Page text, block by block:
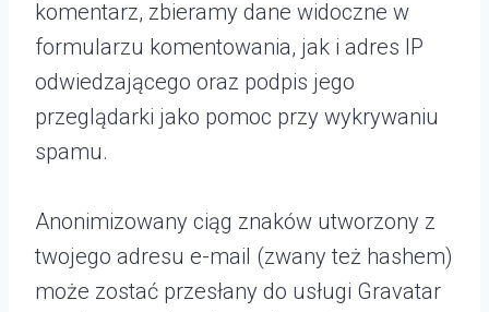
komentarz, zbieramy dane widoczne w
formularzu komentowania, jak i adres IP
odwiedzającego oraz podpis jego
przeglądarki jako pomoc przy wykrywaniu
spamu.
Anonimizowany ciąg znaków utworzony z
twojego adresu e-mail (zwany też hashem)
może zostać przesłany do usługi Gravatar